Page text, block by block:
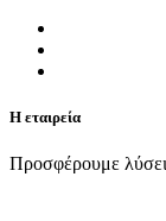
Η εταιρεία
Προσφέρουμε